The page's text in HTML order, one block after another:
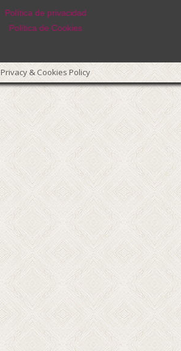
Política de privacidad
Política de Cookies
Privacy & Cookies Policy